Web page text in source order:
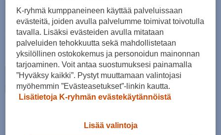
K-ryhmä kumppaneineen käyttää palveluissaan
evästeitä, joiden avulla palvelumme toimivat toivotulla
tavalla. Lisäksi evästeiden avulla mitataan
palveluiden tehokkuutta sekä mahdollistetaan
yksilöllinen ostokokemus ja personoidun mainonnan
tarjoaminen. Voit antaa suostumuksesi painamalla
”Hyväksy kaikki”. Pystyt muuttamaan valintojasi
myöhemmin ”Evästeasetukset”-linkin kautta.
Lisätietoja K-ryhmän evästekäytännöistä
Lisää valintoja